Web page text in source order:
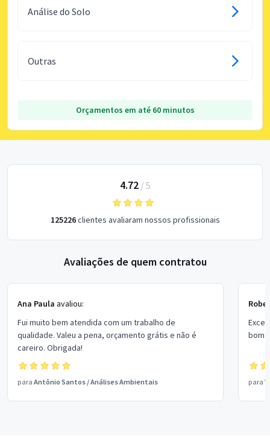
Análise do Solo
Outras
Orçamentos em até 60 minutos
4.72/ 5
125226clientes avaliaram nossos profissionais
Avaliações de quem contratou
Ana Paula avaliou:
Fui muito bem atendida com um trabalho de
qualidade. Valeu a pena, orçamento grátis e não é
careiro. Obrigada!
para Antônio Santos /Análises Ambientais
bom
para